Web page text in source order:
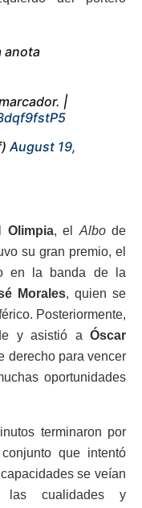
anota
|
August 19,
Olimpia, el Albode
su gran premio, el
en la banda de la
Morales, quien se
Posteriormente,
y asistió a Óscar
derecho para vencer
oportunidades
terminaron por
que intentó
se veían
las cualidades y